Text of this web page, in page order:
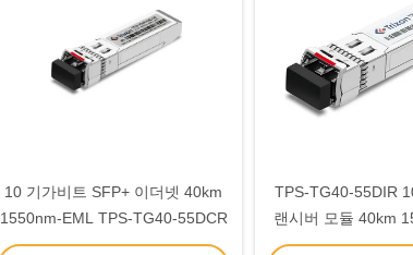
10 기가비트 SFP+ 이더넷 40km
1550nm-EML TPS-TG40-55DCR
TPS-TG40-55DIR
랜시버 모듈 40km